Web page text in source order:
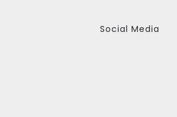
Social Media